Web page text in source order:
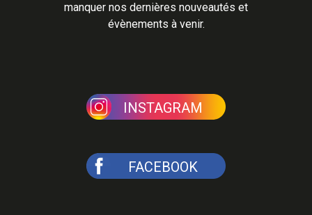
manquer nos dernières nouveautés et
évènements à venir.
INSTAGRAM
FACEBOOK